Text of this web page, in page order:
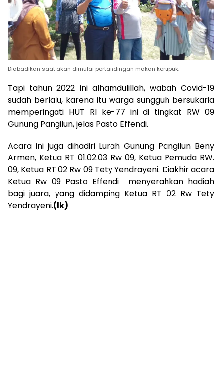
Diabadikan saat akan dimulai pertandingan makan kerupuk.
Tapi tahun 2022 ini alhamdulillah, wabah Covid-19
sudah berlalu, karena itu warga sungguh bersukaria
memperingati HUT RI ke-77 ini di tingkat RW 09
Gunung Pangilun, jelas Pasto Effendi.
Acara ini juga dihadiri Lurah Gunung Pangilun Beny
Armen, Ketua RT 01.02.03 Rw 09, Ketua Pemuda RW.
09, Ketua RT 02 Rw 09 Tety Yendrayeni. Diakhir acara
Ketua Rw 09 Pasto Effendi menyerahkan hadiah
bagi juara, yang didamping Ketua RT 02 Rw Tety
Yendrayeni.(lk)